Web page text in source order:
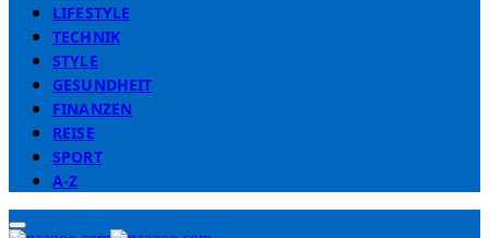
LIFESTYLE
TECHNIK
STYLE
GESUNDHEIT
FINANZEN
REISE
SPORT
A-Z